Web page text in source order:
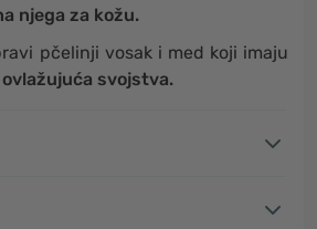
njega za kožu.
pčelinji vosak i med koji imaju
svojstva.